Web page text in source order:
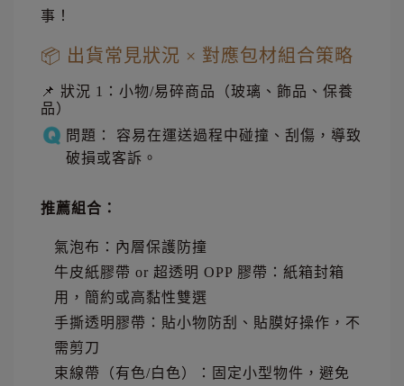
事！
📦 出貨常見狀況 × 對應包材組合策略
📌 狀況 1：小物/易碎商品（玻璃、飾品、保養
品）
問題： 容易在運送過程中碰撞、刮傷，導致
破損或客訴。
推薦組合：
氣泡布：內層保護防撞
牛皮紙膠帶 or 超透明 OPP 膠帶：紙箱封箱
用，簡約或高黏性雙選
手撕透明膠帶：貼小物防刮、貼膜好操作，不
需剪刀
束線帶（有色/白色）：固定小型物件，避免